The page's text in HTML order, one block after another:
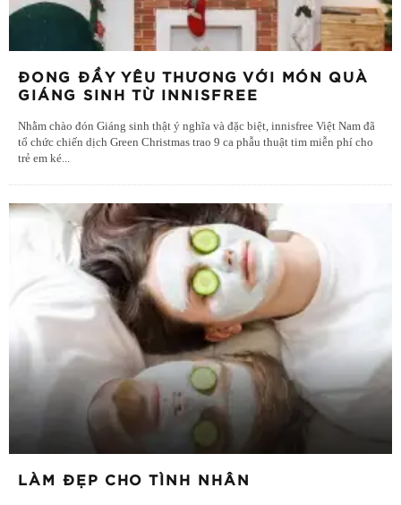
ĐONG ĐẦY YÊU THƯƠNG VỚI MÓN QUÀ
GIÁNG SINH TỪ INNISFREE
Nhằm chào đón Giáng sinh thật ý nghĩa và đặc biệt, innisfree Việt Nam đã
tổ chức chiến dịch Green Christmas trao 9 ca phẫu thuật tim miễn phí cho
trẻ em ké...
LÀM ĐẸP CHO TÌNH NHÂN